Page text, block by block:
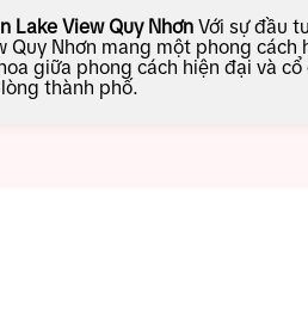
Lake View Quy NhơnVới sự đầu
Quy Nhơn mang một phong
giữa phong cách hiện đại và
thành phố.